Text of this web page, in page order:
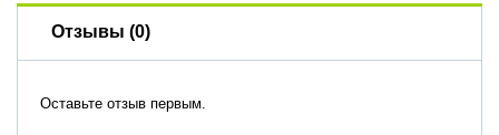
Отзывы (0)
Оставьте отзыв первым.